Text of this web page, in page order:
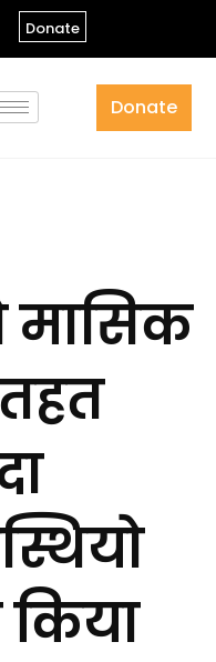
Donate
Donate